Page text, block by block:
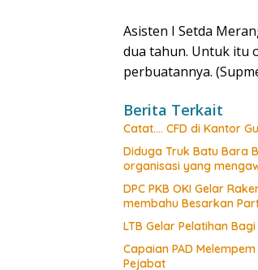
Asisten I Setda
dua tahun. Untuk itu
perbuatannya.
Berita Terkait
Catat…. CFD di Kantor
Diduga Truk Batu Bara
organisasi yang
DPC PKB OKI Gelar
membahu Besarkan
LTB Gelar Pelatihan
Capaian PAD
Pejabat